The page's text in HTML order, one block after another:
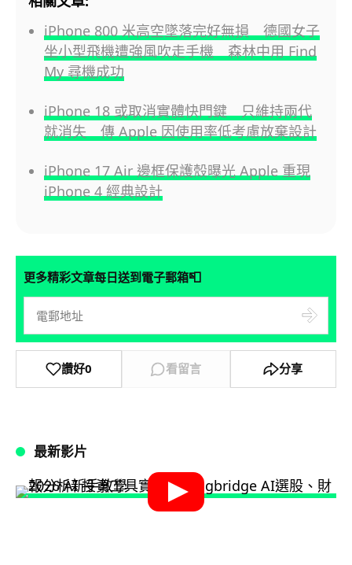
iPhone 800 米高空墜落完好無損 德國女子
坐小型飛機遭強風吹走手機 森林中用 Find
My 尋機成功
iPhone 18 或取消實體快門鍵 只維持兩代
就消失 傳 Apple 因使用率低考慮放棄設計
iPhone 17 Air 邊框保護殼曝光 Apple 重現
iPhone 4 經典設計
更多精彩文章每日送到電子郵箱📮
讚好0 看留言 分享
最新影片